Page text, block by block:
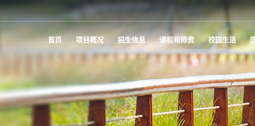
首页 项目概况 招生信息 课程和师资 校园生活